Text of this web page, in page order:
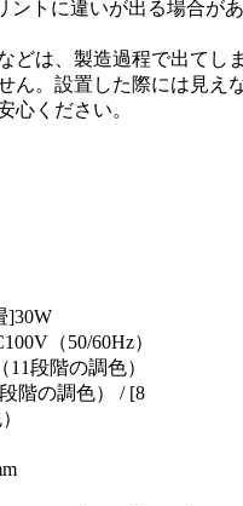
ントに違いが出る場合があ
どは、製造過程で出てし
ん。設置した際には見え
心ください。
]30W
（50/60Hz）
段階の調色）
階の調色） / [8